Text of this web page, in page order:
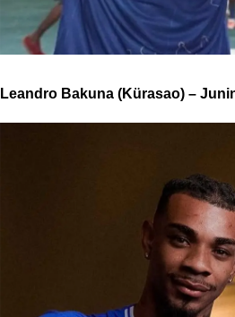
Leandro Bakuna (Kürasao) –